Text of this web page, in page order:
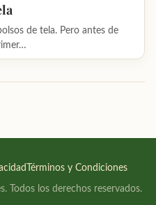
de tela. Pero antes de
Términos y Condiciones
Todos los derechos reservados.